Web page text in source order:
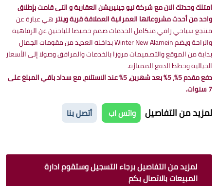
امتلك وحدتك الان مع شركة نيو جينيريشن العقارية و التى قامت بإطلاق
واحد من أحدث مشروعاتها العمرانية العملاقة قرية وينترهي عبارة عن
منتجع سياحي راقي متكامل الخدمات صمم خصيصا للباحثين عن الرفاهية
والراحة ويضم Winter New Alamein بداخله العديد من مقومات الجمال
بداية من الموقع والتصميمات مرورا بالخدمات والمرافق وصولا إلى الأسعار
الخيالية وخطط الدفع الممتازة.
دفع مقدم 5%، 5% بعد شهرين، 5% عند الاستلام، مع سداد باقي المبلغ على
7 سنوات.
لمزيد من التفاصيل واتس اب أتصل بنا
لمزيد من التفاصيل برجاء التسجيل وستقوم ادارة
المبيعات بالاتصال بكم